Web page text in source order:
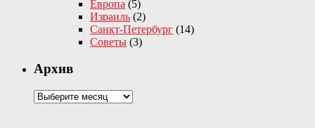
Европа (5)
Израиль (2)
Санкт-Петербург (14)
Советы (3)
Архив